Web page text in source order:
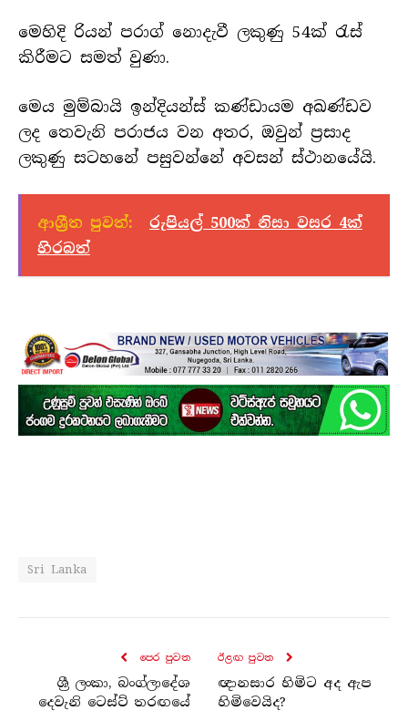
මෙහිදි රියන් පරාග් නොදැවී ලකුණු 54ක් රැස්
කිරීමට සමත් වුණා.
මෙය මුම්බායි ඉන්දියන්ස් කණ්ඩායම අඛණ්ඩව
ලද තෙවැනි පරාජය වන අතර, ඔවුන් ප්‍රසාද
ලකුණු සටහනේ පසුවන්නේ අවසන් ස්ථානයේයි.
ආශ්‍රීත පුවත්:
රුපියල් 500ක් නිසා වසර 4ක්
හිරබත්
Sri Lanka
පෙර පුව​ත
ශ්‍රී ලංකා, බංග්ලාදේශ
දෙවැනි ටෙස්ට් තරඟයේ
ඊළඟ පුව​ත
ඥානසාර හිමිට අද ඇප
හිමිවෙයිද?